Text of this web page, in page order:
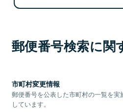
郵便番号検索に関
市町村変更情報
郵便番号を公表した市町村の一覧を
しています。